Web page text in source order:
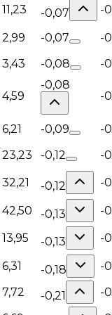
11,23 -0,07 -
2,99 -0,07 -
3,43 -0,08 -
4,59
-0,08
-
6,21 -0,09 -
23,23 -0,12 -
32,21 -0,12 -
42,50 -0,13 -
13,95 -0,13 -
6,31 -0,18 -
7,72 -0,21 -